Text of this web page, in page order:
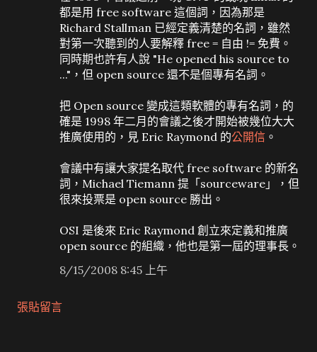
都是用 free software 這個詞，因為那是
Richard Stallman 已經定義清楚的名詞，雖然
對第一次聽到的人要解釋 free = 自由 != 免費。
同時期也許有人說 "He opened his source to
..."，但 open source 還不是個專有名詞。
把 Open source 變成這類軟體的專有名詞，的
確是 1998 年二月的會議之後才開始被幾位大大
推廣使用的，見 Eric Raymond 的公開信 。
會議中有讓大家提名取代 free software 的新名
詞，Michael Tiemann 提「sourceware」，但
很來投票是 open source 勝出。
OSI 是後來 Eric Raymond 創立來定義和推廣
open source 的組織，他也是第一屆的理事長。
8/15/2008 8:45 上午
張貼留言